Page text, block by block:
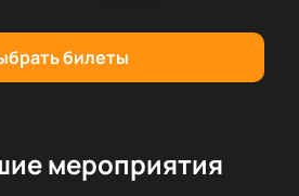
этого яркого музыкального
билеты
мероприятия